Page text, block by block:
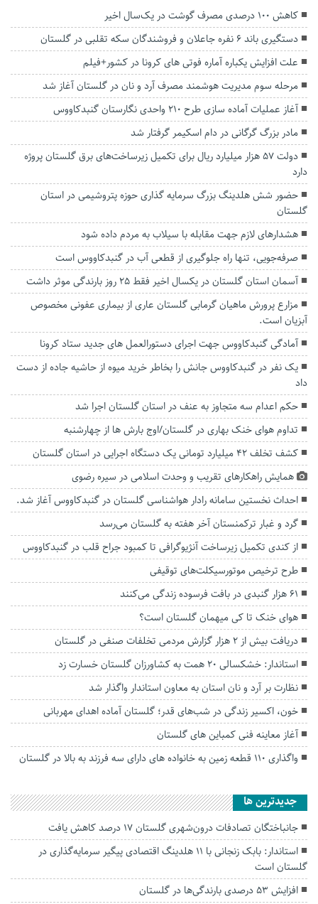
کاهش ۱۰۰ درصدی مصرف گوشت در یک‌سال اخیر
دستگیری باند ۶ نفره جاعلان و فروشندگان سکه تقلبی در گلستان
علت افزایش یکباره آماره فوتی های کرونا در کشور+فیلم
مرحله سوم مدیریت هوشمند مصرف آرد و نان در گلستان آغاز شد
آغاز عملیات آماده سازی طرح ۲۱۰ واحدی نگارستان گنبدکاووس
مادر بزرگ گرگانی در دام اسکیمر گرفتار شد
دولت ۵۷ هزار میلیارد ریال برای تکمیل زیرساخت‌های برق گلستان پروژه
دارد
حضور شش هلدینگ بزرگ سرمایه گذاری حوزه پتروشیمی در استان
گلستان
هشدارهای لازم جهت مقابله با سیلاب به مردم داده شود
صرفه‌جویی، تنها راه جلوگیری از قطعی آب در گنبدکاووس است
آسمان استان گلستان در یکسال اخیر فقط ۲۵ روز بارندگی موثر داشت
مزارع پرورش ماهیان گرمابی گلستان عاری از بیماری عفونی مخصوص
آبزیان است.
آمادگی گنبدکاووس جهت اجرای دستورالعمل های جدید ستاد کرونا
یک نفر در گنبدکاووس جانش را بخاطر خرید میوه از حاشیه جاده از دست
داد
حکم اعدام سه متجاوز به عنف در استان گلستان اجرا شد
تداوم هوای خنک بهاری در گلستان/اوج بارش ها از چهارشنبه
کشف تخلف 42 میلیارد تومانی یک دستگاه اجرایی در استان گلستان
همایش راهکارهای تقریب و وحدت اسلامی در سیره رضوی
احداث نخستین سامانه رادار هواشناسی گلستان در گنبدکاووس آغاز شد.
گرد و غبار ترکمنستان آخر هفته به گلستان می‌رسد
از کندی تکمیل زیرساخت‌ آنژیوگرافی تا کمبود جراح قلب در گنبدکاووس
طرح ترخیص موتورسیکلت‌های توقیفی
۶۱ هزار گنبدی در بافت‌ فرسوده زندگی می‌کنند
هوای خنک تا کی میهمان گلستان است؟
دریافت بیش از ۲ هزار گزارش مردمی تخلفات صنفی در گلستان
استاندار: خشکسالی ۲۰ همت به کشاورزان گلستان خسارت زد
نظارت بر آرد و نان استان به معاون استاندار واگذار شد
خون، اکسیر زندگی در شب‌های قدر؛ گلستان آماده اهدای مهربانی
آغاز معاینه فنی کمباین های گلستان
واگذاری ۱۱۰ قطعه زمین به خانواده های دارای سه فرزند به بالا در گلستان
جديدترين ها
جانباختگان تصادفات درون‌شهری گلستان ۱۷ درصد کاهش یافت
استاندار: بابک زنجانی با ۱۱ هلدینگ اقتصادی پیگیر سرمایه‌گذاری در
گلستان است
افزایش ۵۳ درصدی بارندگی‌ها در گلستان